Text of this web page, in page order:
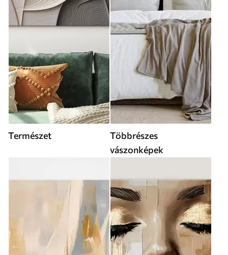
Természet
Többrészes
vászonképek